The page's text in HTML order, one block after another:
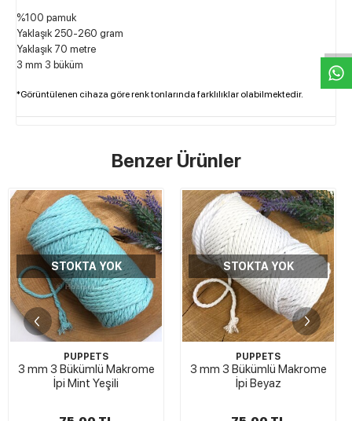
%100 pamuk
Yaklaşık 250-260 gram
Yaklaşık 70 metre
3 mm 3 büküm
*Görüntülenen cihaza göre renk tonlarında farklılıklar olabilmektedir.
Benzer Ürünler
STOKTA YOK
PUPPETS
3 mm 3 Bükümlü Makrome
İpi Beyaz
STOKTA YOK
PUPPETS
3 mm 3 Bükümlü
İpi Deve Tüyü